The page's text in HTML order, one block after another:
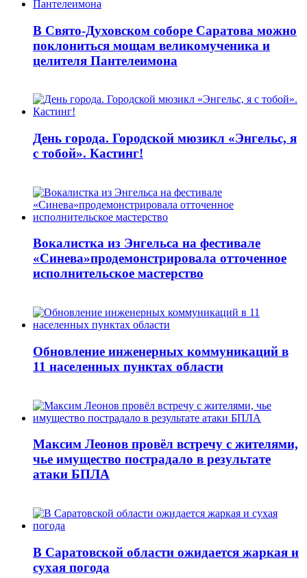
В Свято-Духовском соборе Саратова можно
поклониться мощам великомученика и
целителя Пантелеимона
День города. Городской мюзикл «Энгельс, я
с тобой». Кастинг!
Вокалистка из Энгельса на фестивале
«Синева»продемонстрировала отточенное
исполнительское мастерство
Обновление инженерных коммуникаций в
11 населенных пунктах области
Максим Леонов провёл встречу с жителями,
чье имущество пострадало в результате
атаки БПЛА
В Саратовской области ожидается жаркая и
сухая погода